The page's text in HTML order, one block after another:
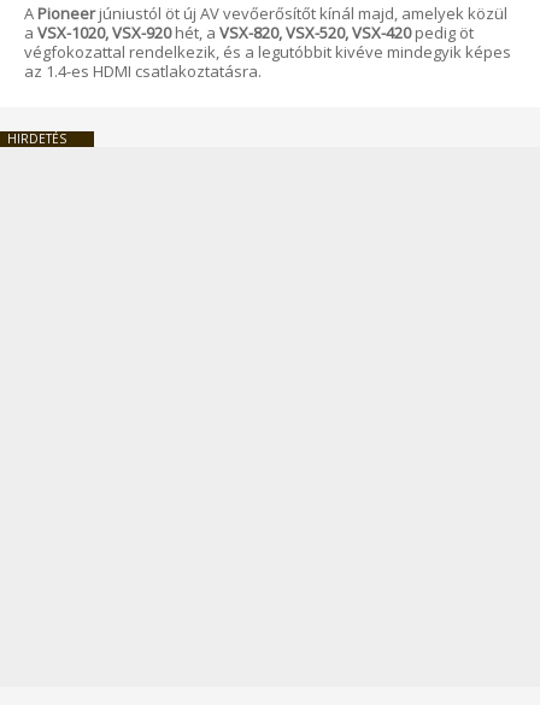
A Pioneerjúniustól öt új AV vevőerősítőt kínál majd, amelyek közül
a VSX-1020, VSX-920hét, a VSX-820, VSX-520, VSX-420pedig öt
végfokozattal rendelkezik, és a legutóbbit kivéve mindegyik képes
az 1.4-es HDMI csatlakoztatásra.
HIRDETÉS